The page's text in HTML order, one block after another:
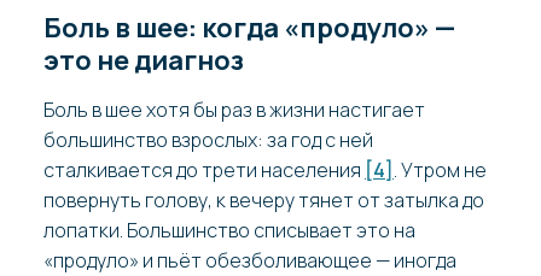
Боль в шее: когда «продуло» —
это не диагноз
Боль в шее хотя бы раз в жизни настигает
большинство взрослых: за год с ней
сталкивается до трети населения [4] . Утром не
повернуть голову, к вечеру тянет от затылка до
лопатки. Большинство списывает это на
«продуло» и пьёт обезболивающее — иногда